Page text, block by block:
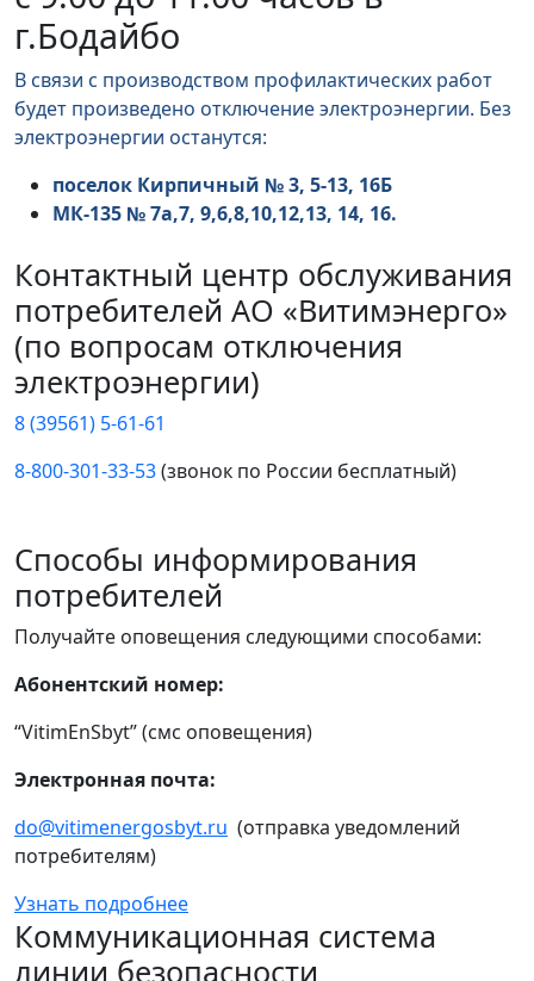
г.Бодайбо
В связи с производством профилактических работ
будет произведено отключение электроэнергии. Без
электроэнергии останутся:
поселок Кирпичный № 3, 5-13, 16Б
МК-135 № 7а,7, 9,6,8,10,12,13, 14, 16.
Контактный центр обслуживания
потребителей АО «Витимэнерго»
(по вопросам отключения
электроэнергии)
8 (39561) 5-61-61
8-800-301-33-53(звонок по России бесплатный)
Способы информирования
потребителей
Получайте оповещения следующими способами:
Абонентский номер:
“VitimEnSbyt” (смс оповещения)
Электронная почта:
do@vitimenergosbyt.ru (отправка уведомлений
потребителям)
Узнать подробнее
Коммуникационная система
линии безопасности